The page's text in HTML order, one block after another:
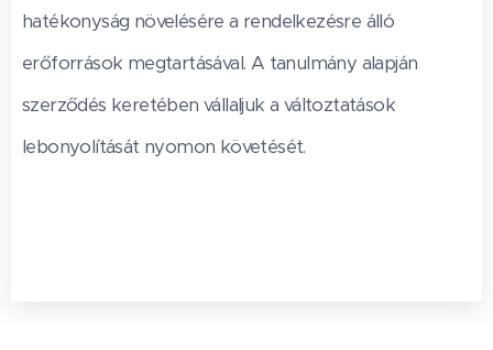
hatékonyság növelésére a rendelkezésre álló
erőforrások megtartásával. A tanulmány alapján
szerződés keretében vállaljuk a változtatások
lebonyolítását nyomon követését.